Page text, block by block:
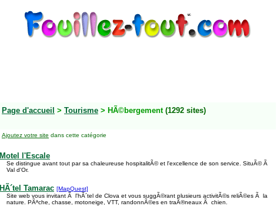
Page d'accueil > Tourisme > HÃ©bergement (1292 sites)
Ajoutez votre site dans cette catégorie
Motel l'Escale
Se distingue avant tout par sa chaleureuse hospitalitÃ© et l'excellence de son service. SituÃ© Ã
Val d'Or.
HÃ´tel Tamarac [MapQuest]
Site web vous invitant Ã l'hÃ´tel de Clova et vous suggÃ©rant plusieurs activitÃ©s reliÃ©es Ã la
nature. PÃªche, chasse, motoneige, VTT, randonnÃ©es en traÃ®neaux Ã chien.